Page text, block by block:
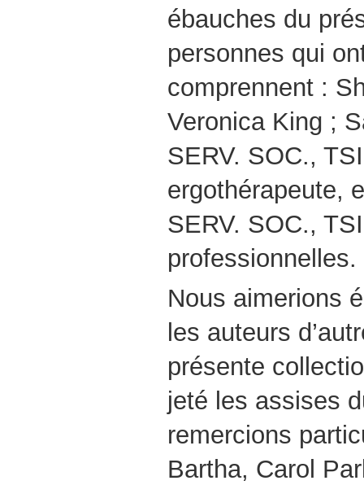
ébauches du
personnes qui
comprennent :
Veronica King ;
SERV. SOC.,
ergothérapeute,
SERV. SOC.,
professionnelles.
Nous aimerions
les auteurs
présente
jeté les assises
remercions
Bartha, Carol